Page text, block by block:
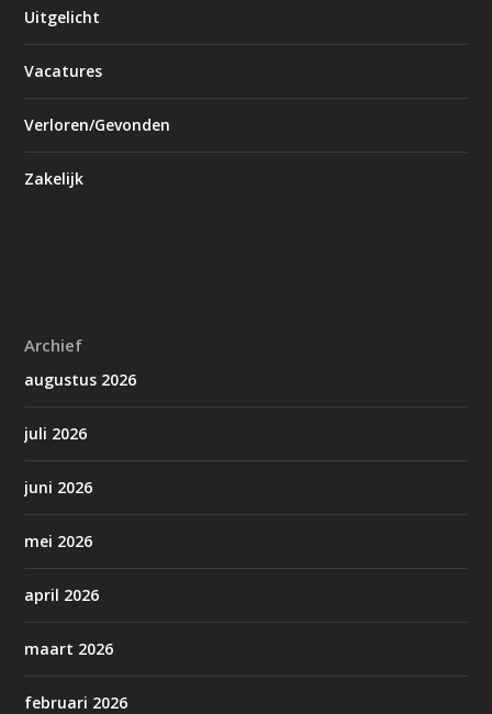
Uitgelicht
Vacatures
Verloren/Gevonden
Zakelijk
Archief
augustus 2026
juli 2026
juni 2026
mei 2026
april 2026
maart 2026
februari 2026